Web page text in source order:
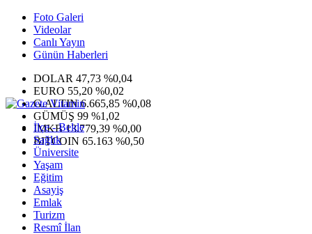
Foto Galeri
Videolar
Canlı Yayın
Günün Haberleri
DOLAR 47,73 %0,04
EURO 55,20 %0,02
G.ALTIN6.665,85 %0,08
GÜMÜŞ 99 %1,02
IMKB13.779,39 %0,00
BITCOIN 65.163 %0,50
İlçe - Belde
Sağlık
Üniversite
Yaşam
Eğitim
Asayiş
Emlak
Turizm
Resmî İlan